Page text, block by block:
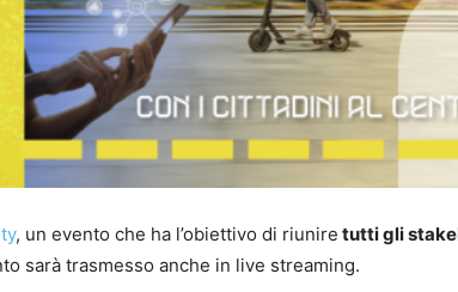
, un evento che ha l’obiettivo di riunire tutti gli
sarà trasmesso anche in live streaming.